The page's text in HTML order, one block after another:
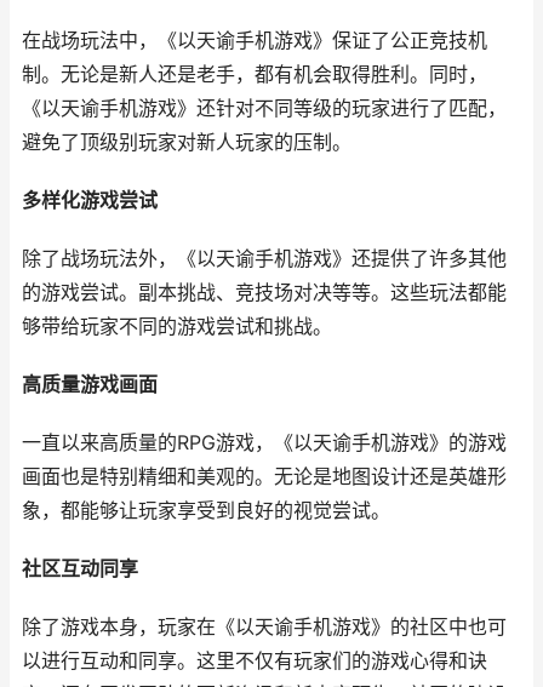
在战场玩法中，《以天谕手机游戏》保证了公正竞技机
制。无论是新人还是老手，都有机会取得胜利。同时，
《以天谕手机游戏》还针对不同等级的玩家进行了匹配，
避免了顶级别玩家对新人玩家的压制。
多样化游戏尝试
除了战场玩法外，《以天谕手机游戏》还提供了许多其他
的游戏尝试。副本挑战、竞技场对决等等。这些玩法都能
够带给玩家不同的游戏尝试和挑战。
高质量游戏画面
一直以来高质量的RPG游戏，《以天谕手机游戏》的游戏
画面也是特别精细和美观的。无论是地图设计还是英雄形
象，都能够让玩家享受到良好的视觉尝试。
社区互动同享
除了游戏本身，玩家在《以天谕手机游戏》的社区中也可
以进行互动和同享。这里不仅有玩家们的游戏心得和诀